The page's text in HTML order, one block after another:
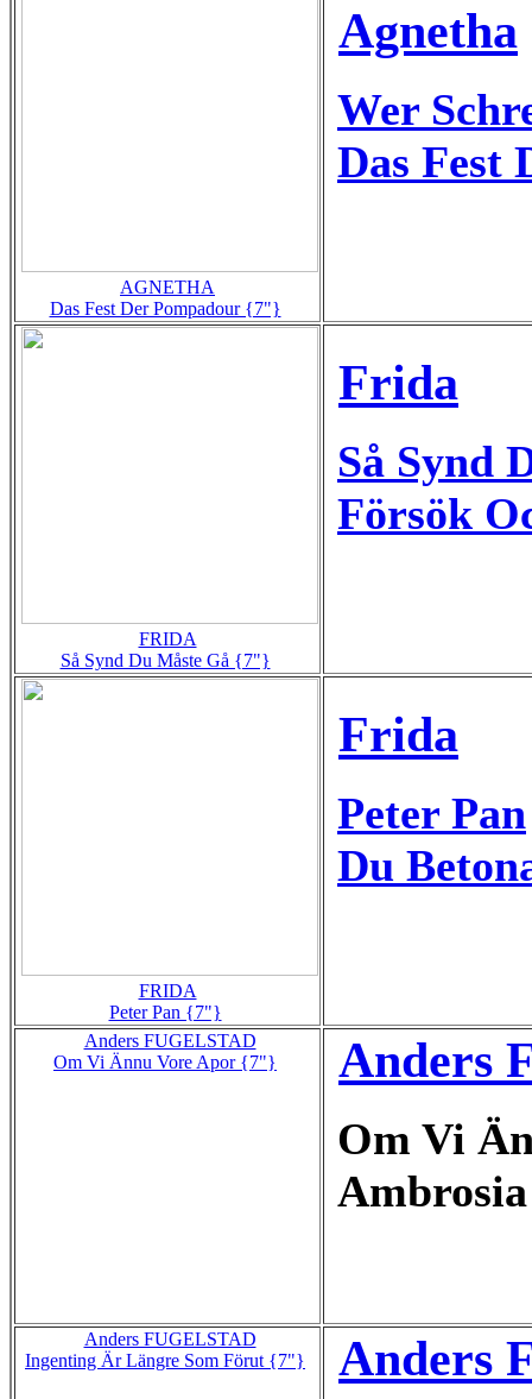
AGNETHA
Das Fest Der Pompadour {7"}
Agnetha
Wer
Das Fest
FRIDA
Så Synd Du Måste Gå {7"}
Frida
Så Synd
Försök
FRIDA
Peter Pan {7"}
Frida
Peter Pan
Du
Anders FUGELSTAD
Om Vi Ännu Vore Apor {7"}
Anders
Om Vi
Anders FUGELSTAD
Ingenting Är Längre Som Förut {7"}
Anders